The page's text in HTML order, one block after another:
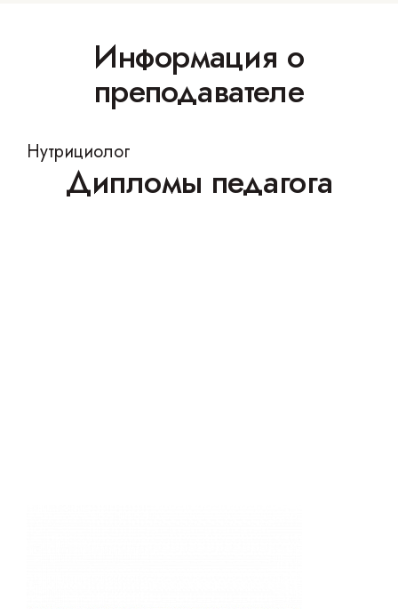
Информация о
преподавателе
Нутрициолог
Дипломы педагога